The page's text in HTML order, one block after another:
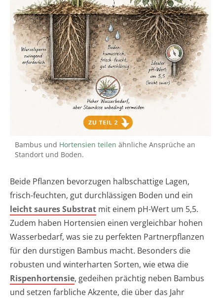
Bambus und Hortensien teilen ähnliche Ansprüche an
Standort und Boden.
Beide Pflanzen bevorzugen halbschattige Lagen,
frisch-feuchten, gut durchlässigen Boden und ein
leicht saures Substrat mit einem pH-Wert um 5,5.
Zudem haben Hortensien einen vergleichbar hohen
Wasserbedarf, was sie zu perfekten Partnerpflanzen
für den durstigen Bambus macht. Besonders die
robusten und winterharten Sorten, wie etwa die
Rispenhortensie, gedeihen prächtig neben Bambus
und setzen farbliche Akzente, die über das Jahr